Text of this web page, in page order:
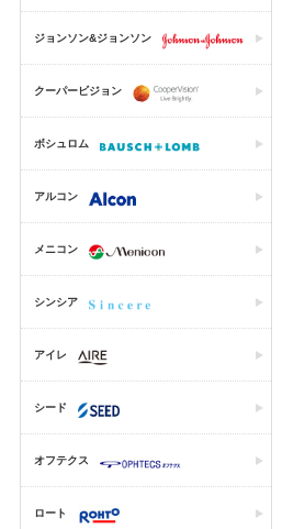
ジョンソン&ジョンソン
クーパービジョン
ボシュロム
アルコン
メニコン
シンシア
アイレ
シード
オフテクス
ロート